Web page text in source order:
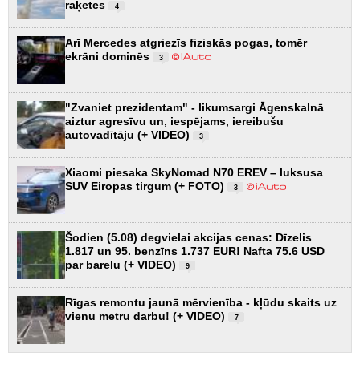
raķetes
4
Arī Mercedes atgriezīs fiziskās pogas, tomēr
ekrāni dominēs
3
"Zvaniet prezidentam" - likumsargi Āgenskalnā
aiztur agresīvu un, iespējams, iereibušu
autovadītāju (+ VIDEO)
3
Xiaomi piesaka SkyNomad N70 EREV – luksusa
SUV Eiropas tirgum (+ FOTO)
3
Šodien (5.08) degvielai akcijas cenas: Dīzelis
1.817 un 95. benzīns 1.737 EUR! Nafta 75.6 USD
par barelu (+ VIDEO)
9
Rīgas remontu jaunā mērvienība - kļūdu skaits uz
vienu metru darbu! (+ VIDEO)
7